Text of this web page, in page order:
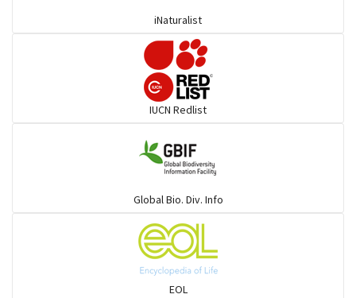
চড়ুই-বাবুই-খঞ্জন-তুলিকা-মুনিয়া
চড়ুই-বাবুই-খঞ্জন-তুলিকা-মুনিয়া
iNaturalist
IUCN Redlist
Global Bio. Div. Info
EOL